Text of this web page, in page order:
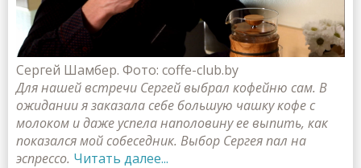
Сергей Шамбер. Фото: coffe-club.by
Для нашей встречи Сергей выбрал кофейню сам. В
ожидании я заказала себе большую чашку кофе с
молоком и даже успела наполовину ее выпить, как
показался мой собеседник. Выбор Сергея пал на
эспрессо. Читать далее...